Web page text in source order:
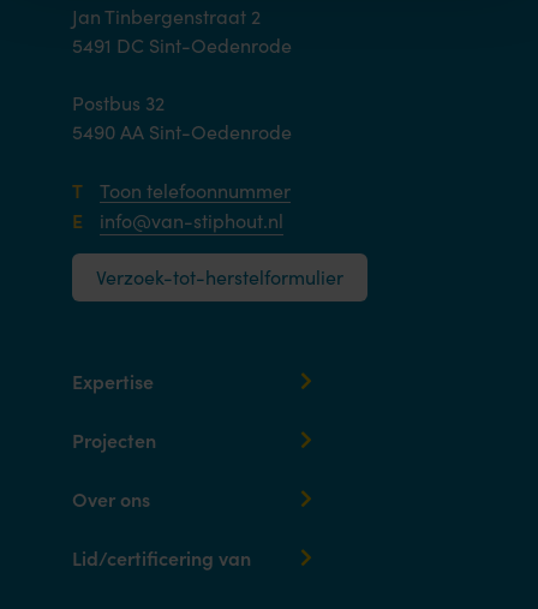
Jan Tinbergenstraat 2
5491 DC Sint-Oedenrode
Postbus 32
5490 AA Sint-Oedenrode
T Toon telefoonnummer
E info@van-stiphout.nl
Verzoek-tot-herstelformulier
Expertise
Projecten
Over ons
Lid/certificering van